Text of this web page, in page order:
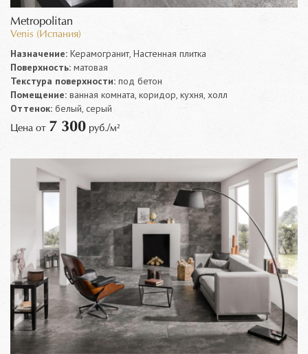
Metropolitan
Venis (Испания)
Назначение: Керамогранит, Настенная плитка
Поверхность: матовая
Текстура поверхности: под бетон
Помещение: ванная комната, коридор, кухня, холл
Оттенок: белый, серый
Цена от 7 300 руб./м²